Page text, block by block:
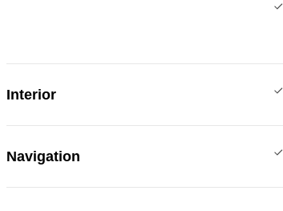
Interior
Navigation